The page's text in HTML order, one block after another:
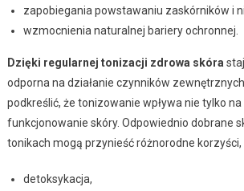
zapobiegania powstawaniu zaskórników i
wzmocnienia naturalnej bariery ochronnej.
Dzięki regularnej tonizacji zdrowa skóra
odporna na działanie czynników
podkreślić, że tonizowanie wpływa nie tylko na
funkcjonowanie skóry. Odpowiednio dobrane
tonikach mogą przynieść różnorodne korzyści,
detoksykacja,